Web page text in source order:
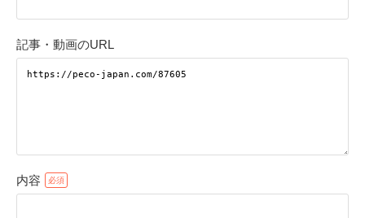
記事・動画のURL
内容